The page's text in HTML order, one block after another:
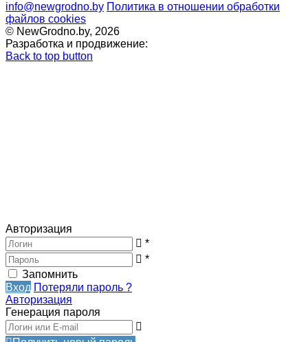
info@newgrodno.by Политика в отношении обработки
файлов cookies
© NewGrodno.by, 2026
Разработка и продвижение:
Back to top button
Авторизация
*
*
Запомнить
Вход Потеряли пароль ?
Авторизация
Генерация пароля